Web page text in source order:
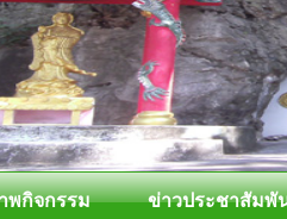
พกิจกรรม ข่าวประชาสัมพั